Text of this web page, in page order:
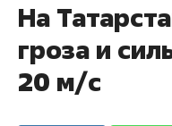
На
гроза и
20 м/с